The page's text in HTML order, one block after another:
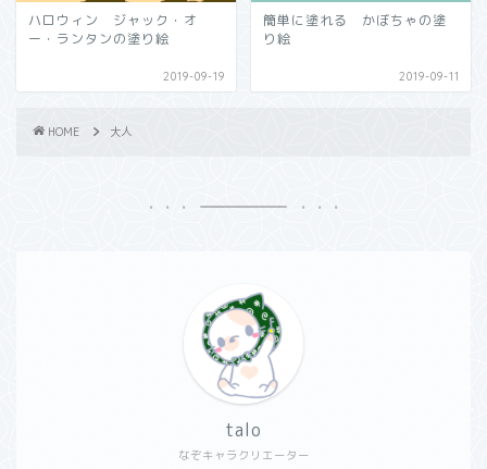
ハロウィン ジャック・オ
ー・ランタンの塗り絵
2019-09-19
簡単に塗れる かぼちゃの塗
り絵
2019-09-11
HOME 大人
なぞキャラクリエーター
talo